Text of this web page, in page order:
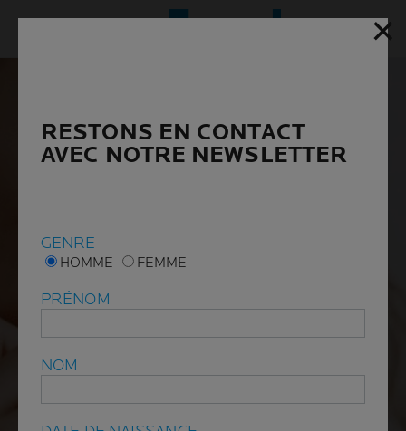
✕
RESTONS EN CONTACT
AVEC NOTRE NEWSLETTER
GENRE
HOMME FEMME
PRÉNOM
NOM
✕
RESTONS EN CONTACT
AVEC NOTRE NEWSLETTER
GENRE
HOMME FEMME
PRÉNOM
NOM